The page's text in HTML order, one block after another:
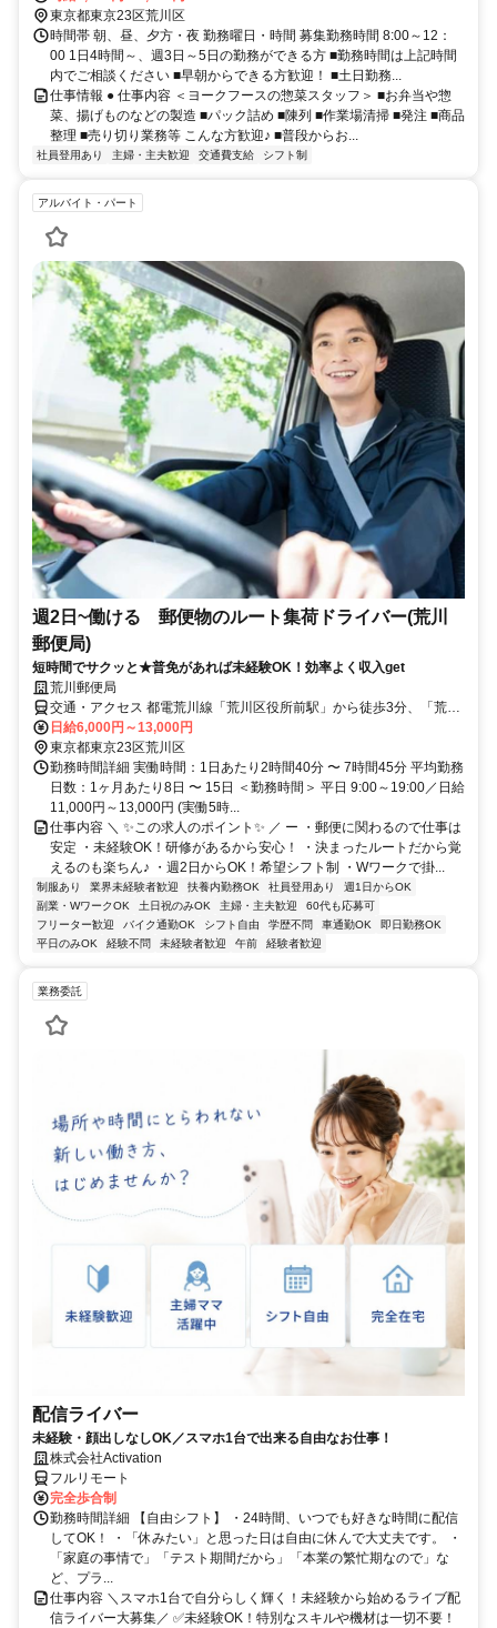
東京都東京23区荒川区
時間帯 朝、昼、夕方・夜 勤務曜日・時間 募集勤務時間 8:00～12：
00 1日4時間～、週3日～5日の勤務ができる方 ■勤務時間は上記時間
内でご相談ください ■早朝からできる方歓迎！ ■土日勤務...
仕事情報 ● 仕事内容 ＜ヨークフースの惣菜スタッフ＞ ■お弁当や惣
菜、揚げものなどの製造 ■パック詰め ■陳列 ■作業場清掃 ■発注 ■商品
整理 ■売り切り業務等 こんな方歓迎♪ ■普段からお...
社員登用あり 主婦・主夫歓迎 交通費支給 シフト制
アルバイト・パート
週2日~働ける 郵便物のルート集荷ドライバー(荒川
郵便局)
短時間でサクッと★普免があれば未経験OK！効率よく収入get
荒川郵便局
交通・アクセス 都電荒川線「荒川区役所前駅」から徒歩3分、「荒川
一中前駅」から徒歩7分
日給6,000円～13,000円
東京都東京23区荒川区
勤務時間詳細 実働時間：1日あたり2時間40分 〜 7時間45分 平均勤務
日数：1ヶ月あたり8日 〜 15日 ＜勤務時間＞ 平日 9:00～19:00／日給
11,000円～13,000円 (実働5時...
仕事内容 ＼ ✨この求人のポイント✨ ／ ー ・郵便に関わるので仕事は
安定 ・未経験OK！研修があるから安心！ ・決まったルートだから覚
えるのも楽ちん♪ ・週2日からOK！希望シフト制 ・Wワークで掛...
制服あり 業界未経験者歓迎 扶養内勤務OK 社員登用あり
週1日からOK
副業・WワークOK
土日祝のみOK 主婦・主夫歓迎
60代も応募可
フリーター歓迎
バイク通勤OK シフト自由 学歴不問 車通勤OK
即日勤務OK
平日のみOK
経験不問 未経験者歓迎 午前 経験者歓迎
業務委託
配信ライバー
未経験・顔出しなしOK／スマホ1台で出来る自由なお仕事！
株式会社Activation
フルリモート
完全歩合制
勤務時間詳細 【自由シフト】 ・24時間、いつでも好きな時間に配信
してOK！ ・「休みたい」と思った日は自由に休んで大丈夫です。 ・
「家庭の事情で」「テスト期間だから」「本業の繁忙期なので」な
ど、プラ...
仕事内容 ＼スマホ1台で自分らしく輝く！未経験から始めるライブ配
信ライバー大募集／ ✅未経験OK！特別なスキルや機材は一切不要！